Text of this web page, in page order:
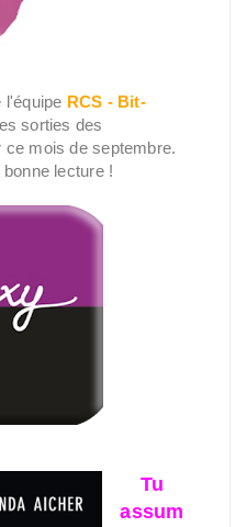
l'équipe RCS - Bit-
sorties des
ce mois de septembre.
lecture !
Tu
assum